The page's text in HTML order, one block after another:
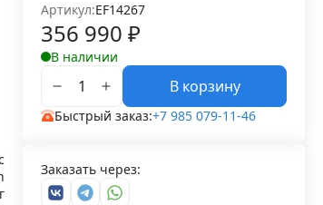
Артикул:EF14267
356 990 ₽
В наличии
В корзину
Быстрый заказ:+7 985 079-11-46
Заказать через: